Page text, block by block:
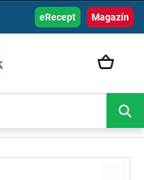
Magazín
eRecept